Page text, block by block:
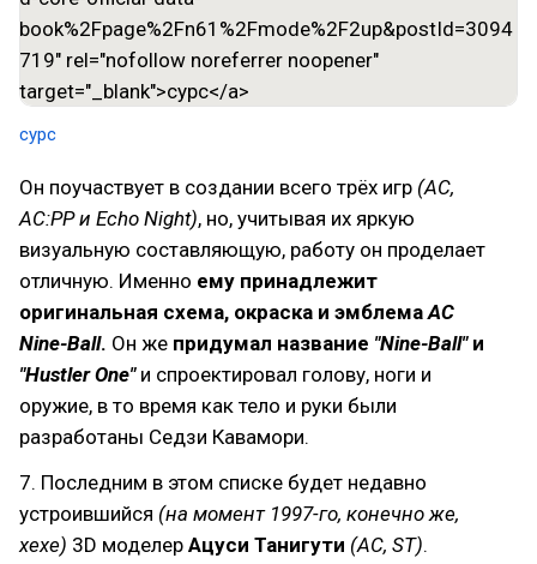
сурс
Он поучаствует в создании всего трёх игр (AC,
AC:PP и Echo Night), но, учитывая их яркую
визуальную составляющую, работу он проделает
отличную. Именно ему принадлежит
оригинальная схема, окраска и эмблемаAC
Nine-Ball. Он же придумал название "Nine-Ball"и
"Hustler One" и спроектировал голову, ноги и
оружие, в то время как тело и руки были
разработаны Седзи Кавамори.
7. Последним в этом списке будет недавно
устроившийся (на момент 1997-го, конечно же,
хехе) 3D моделер Ацуси Танигути (AC, ST).